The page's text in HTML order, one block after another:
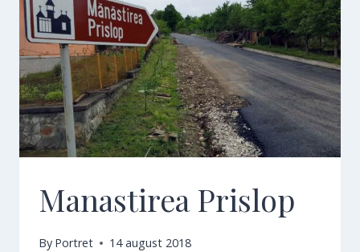
Manastirea Prislop
By Portret 14 august 2018